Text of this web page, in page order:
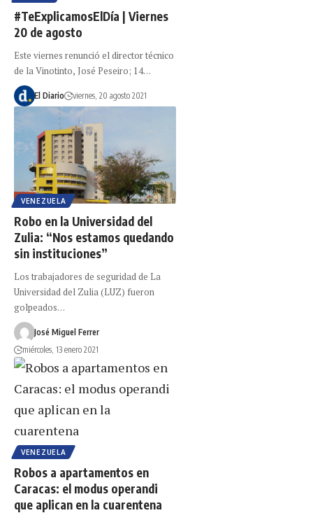
#TeExplicamosElDía | Viernes
20 de agosto
Este viernes renunció el director técnico
de la Vinotinto, José Peseiro; 14…
El Diario viernes, 20 agosto 2021
VENEZUELA
Robo en la Universidad del
Zulia: “Nos estamos quedando
sin instituciones”
Los trabajadores de seguridad de La
Universidad del Zulia (LUZ) fueron
golpeados…
José Miguel Ferrer
miércoles, 13 enero 2021
VENEZUELA
Robos a apartamentos en
Caracas: el modus operandi
que aplican en la cuarentena